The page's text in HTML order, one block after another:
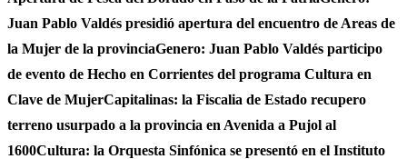
Juan Pablo Valdés presidió apertura del encuentro de Areas de
la Mujer de la provinciaGenero: Juan Pablo Valdés participo
de evento de Hecho en Corrientes del programa Cultura en
Clave de MujerCapitalinas: la Fiscalia de Estado recupero
terreno usurpado a la provincia en Avenida a Pujol al
1600Cultura: la Orquesta Sinfónica se presentó en el Instituto